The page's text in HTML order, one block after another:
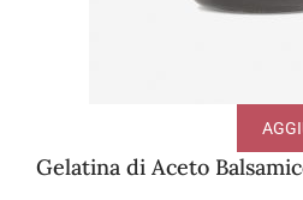
Gelatina di Aceto